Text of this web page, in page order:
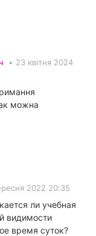
• 23 квітня 2024
можна
2022 20:35
ли учебная
видимости
время суток?